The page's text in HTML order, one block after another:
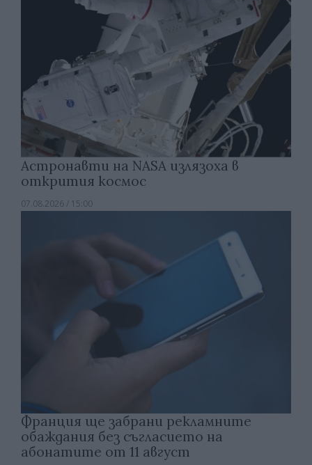
Астронавти на NASA излязоха в
открития космос
07.08.2026 / 15:00
Франция ще забрани рекламните
обаждания без съгласието на
абонатите от 11 август